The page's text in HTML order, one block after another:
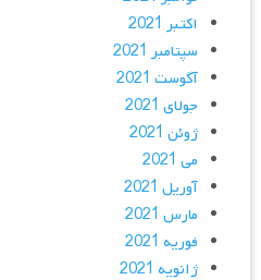
اکتبر 2021
سپتامبر 2021
آگوست 2021
جولای 2021
ژوئن 2021
می 2021
آوریل 2021
مارس 2021
فوریه 2021
ژانویه 2021